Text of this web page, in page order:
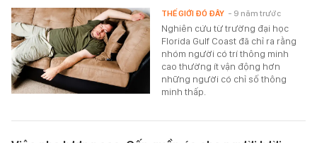
Nghiên cứu từ trường đại học
Florida Gulf Coast đã chỉ ra rằng
nhóm người có trí thông minh
cao thường ít vận động hơn
những người có chỉ số thông
minh thấp.
THẾ GIỚI ĐÓ ĐÂY - 9 năm trước